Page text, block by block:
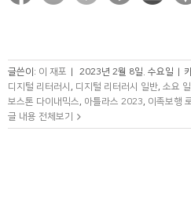
글쓴이: 이 재포 | 2023년 2월 8일. 수요일 |
디지털 리터러시 , 디지털 리터러시 일반, 소요
보스톤 다이내믹스, 아틀라스 2023, 이족보행
글 내용 전체보기